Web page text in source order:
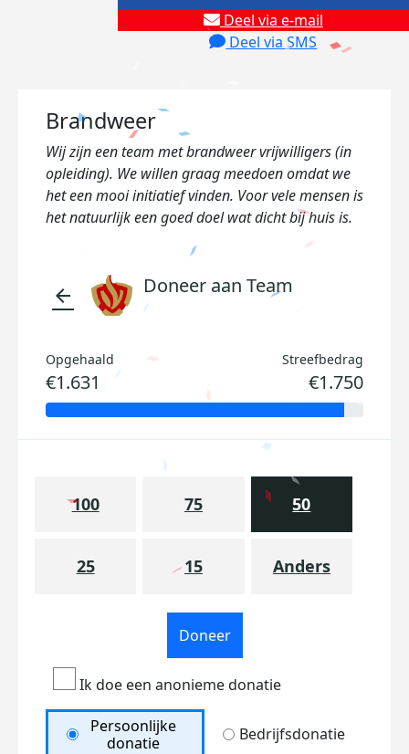
Deel via e-mail
Deel via SMS
Brandweer
Wij zijn een team met brandweer vrijwilligers (in
opleiding). We willen graag meedoen omdat we
het een mooi initiatief vinden. Voor vele mensen is
het natuurlijk een goed doel wat dicht bij huis is.
arrow_back Doneer aan Team
Opgehaald
€1.631
Streefbedrag
€1.750
100 75 50
25 15 Anders
Doneer
Ik doe een anonieme donatie
Persoonlijke
donatie
Bedrijfsdonatie